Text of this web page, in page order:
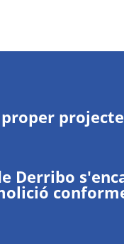
Derribo